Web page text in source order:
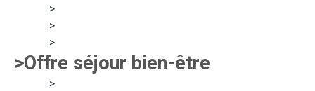
>
>
>
>Offre séjour bien-être
>